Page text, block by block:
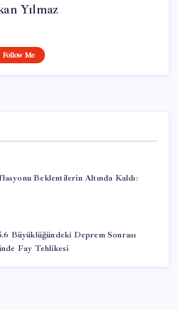
Yılmaz
Follow Me
Beklentilerin Altında Kaldı:
Büyüklüğündeki Deprem Sonrası
Fay Tehlikesi